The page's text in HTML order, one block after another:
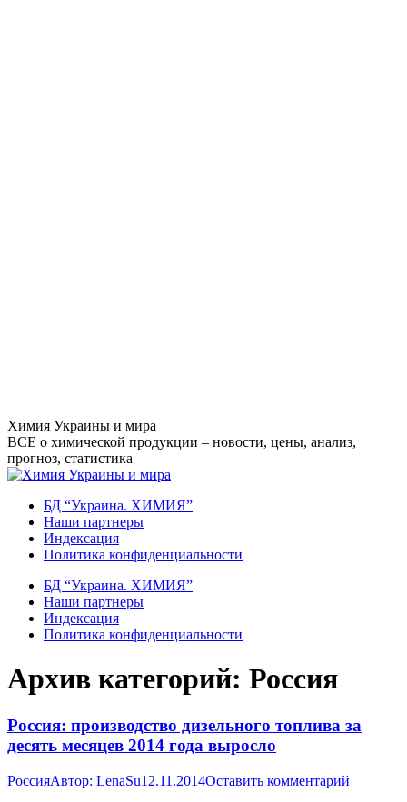
Перейти
к
содержанию
Химия Украины и мира
ВСЕ о химической продукции – новости, цены, анализ,
прогноз, статистика
БД “Украина. ХИМИЯ”
Наши партнеры
Индексация
Политика конфиденциальности
БД “Украина. ХИМИЯ”
Наши партнеры
Индексация
Политика конфиденциальности
Архив категорий: Россия
Россия: производство дизельного топлива за
десять месяцев 2014 года выросло
РоссияАвтор: LenaSu12.11.2014Оставить комментарий